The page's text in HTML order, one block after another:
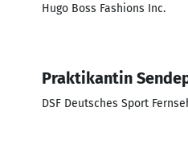
Hugo Boss Fashions Inc.
Praktikantin
DSF Deutsches Sport